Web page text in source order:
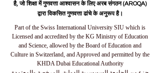
है, जो शिक्षा में गुणवत्ता आश्वासन के लिए अरब संगठन (AROQA)
द्वारा विकसित गुणवत्ता ढांचे के अनुरूप है।
Part of the Swiss International University SIU which is
Licensed and accredited by the KG Ministry of Education
and Science, allowed by the Board of Education and
Culture in Switzerland, and Approved and permitted by the
KHDA Dubai Educational Authority